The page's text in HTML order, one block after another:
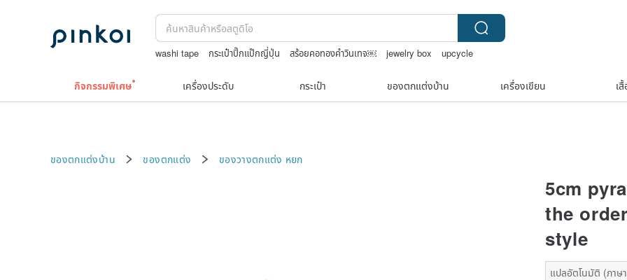
washi tape กระเป๋าปิ๊กแป๊กญี่ปุ่น สร้อยคอทองคำวินเทจ￼ jewelry box
upcycle
กิจกรรมพิเศษ เครื่องประดับ กระเป๋า ของตกแต่งบ้าน เครื่องเขียน เ
ของตกแต่งบ้าน ของตกแต่ง ของวางตกแต่ง หยก
5cm
the
style
แปลอัตโนมัติ (ภาษ